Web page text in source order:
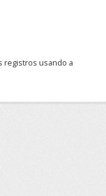
registros usando a